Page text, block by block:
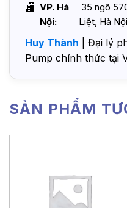
VP. Hà
Nội:
35 ngõ
Liệt, Hà Nội
Huy Thành | Đại lý
Pump chính thức tại
SẢN PHẨM